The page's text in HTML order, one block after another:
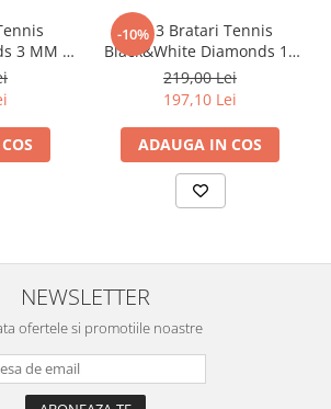
3 MM /
-10%
Set 3 Bratari Tennis
Black&White Diamonds 19
CM
219,00 Lei
197,10 Lei
ADAUGA IN COS
NEWSLETTER
ofertele si promotiile noastre